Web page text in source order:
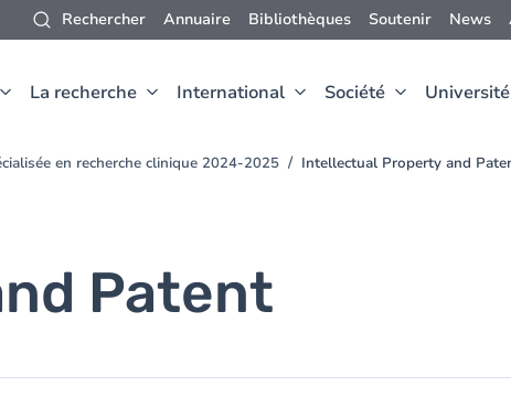
Rechercher Annuaire Bibliothèques Soutenir News
La recherche International Société Université
en recherche clinique 2024-2025 Intellectual Property and
Patent